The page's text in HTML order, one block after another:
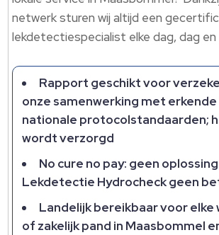
netwerk sturen wij altijd een
lekdetectiespecialist elke dag, dag en
Rapport geschikt voor
onze samenwerking met
nationale protocolstandaarden;
wordt verzorgd
No cure no pay: geen
Lekdetectie Hydrocheck geen
Landelijk bereikbaar voor elke
of zakelijk pand in Maasbommel